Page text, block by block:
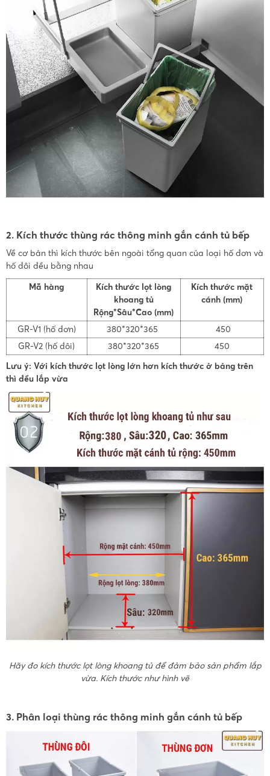
2. Kích thước thùng rác thông minh gắn cánh tủ bếp
Về cơ bản thì kích thước bên ngoài tổng quan của loại hố đơn và
hố đôi đều bằng nhau
Mã hàng
Kích thước lọt lòng
khoang tủ
Rộng*Sâu*Cao (mm)
Kích thước mặt
cánh (mm)
GR-V1 (hố đơn) 380*320*365
450
GR-V2 (hố đôi)
380*320*365
450
Lưu ý: Với kích thước lọt lòng lớn hơn kích thước ở bảng trên
thì đều lắp vừa
Hãy đo kích thước lọt lòng khoang tủ để đảm bảo sản phẩm lắp
vừa. Kích thước như hình vẽ
3. Phân loại thùng rác thông minh gắn cánh tủ bếp